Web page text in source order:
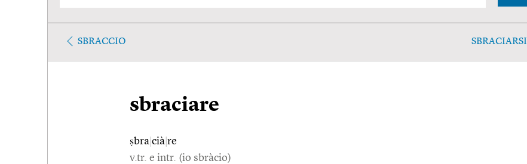
SBRACCIO SBRACIARSI
sbraciare
ṣbra cià re
v.tr. e intr. (io sbràcio)